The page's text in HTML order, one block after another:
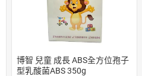
博智 兒童 成長 ABS全方位孢子
型乳酸菌ABS 350g